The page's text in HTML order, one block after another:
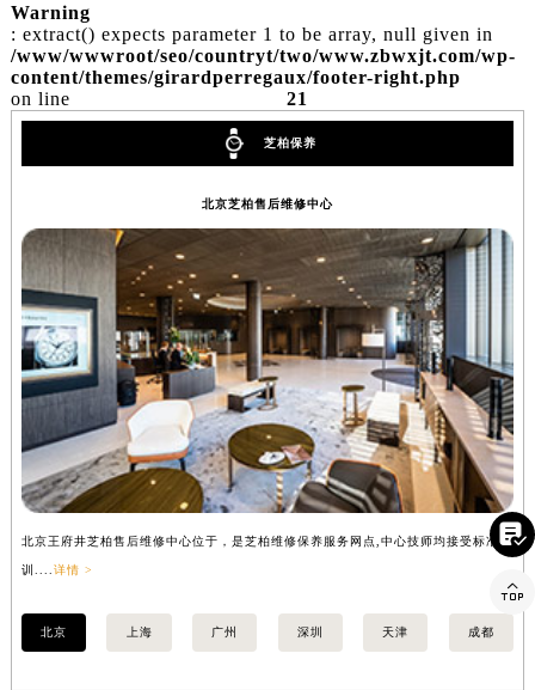
Warning
: extract() expects parameter 1 to be array, null given in
/www/wwwroot/seo/countryt/two/www.zbwxjt.com/wp-
content/themes/girardperregaux/footer-right.php
on line
21
芝柏保养
北京芝柏售后维修中心
北京王府井芝柏售后维修中心位于，是芝柏维修保养服务网点,中心技师均接受标准培
训....详情 >
上
详
北京 上海 广州 深圳 天津 成都

